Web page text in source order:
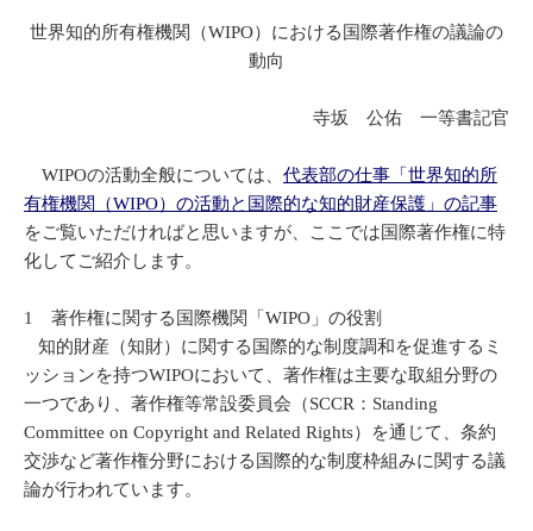
世界知的所有権機関（WIPO）における国際著作権の議論の
動向
寺坂 公佑 一等書記官
WIPOの活動全般については、 代表部の仕事「世界知的所
有権機関（WIPO）の活動と国際的な知的財産保護」の記事
をご覧いただければと思いますが、ここでは国際著作権に特
化してご紹介します。
1 著作権に関する国際機関「WIPO」の役割
知的財産（知財）に関する国際的な制度調和を促進するミ
ッションを持つWIPOにおいて、著作権は主要な取組分野の
一つであり、著作権等常設委員会（SCCR：Standing
Committee on Copyright and Related Rights）を通じて、条約
交渉など著作権分野における国際的な制度枠組みに関する議
論が行われています。